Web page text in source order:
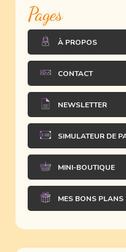
Pages
À PROPOS
CONTACT
NEWSLETTER
SIMULATEUR DE
MINI-BOUTIQUE
MES BONS PLANS